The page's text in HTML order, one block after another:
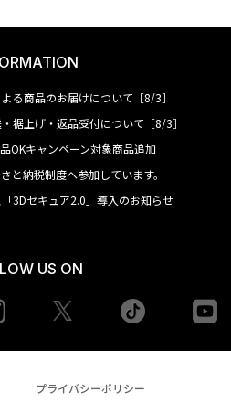
る商品のお届けについて［8/3］
裾上げ・返品受付について［8/3］
品OKキャンペーン対象商品追加
と納税制度へ参加しています。
3Dセキュア2.0」導入のお知らせ
US ON
Instagram tiktok
プライバシーポリシー